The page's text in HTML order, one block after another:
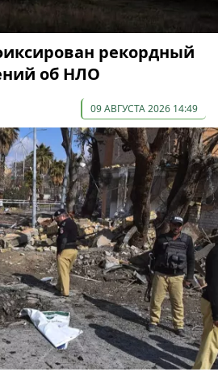
рекордный
об НЛО
09 АВГУСТА 2026 14:49